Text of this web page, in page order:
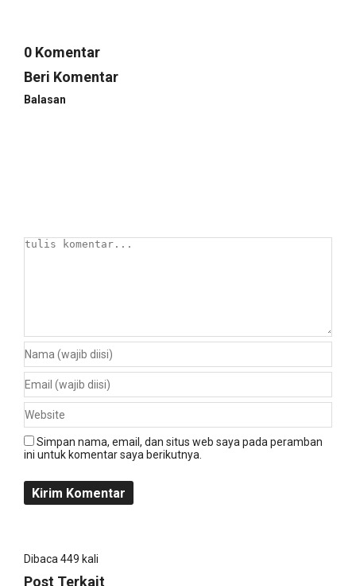
0 Komentar
Beri Komentar
Balasan
Simpan nama, email, dan situs web saya pada peramban
ini untuk komentar saya berikutnya.
Dibaca 449 kali
Post Terkait